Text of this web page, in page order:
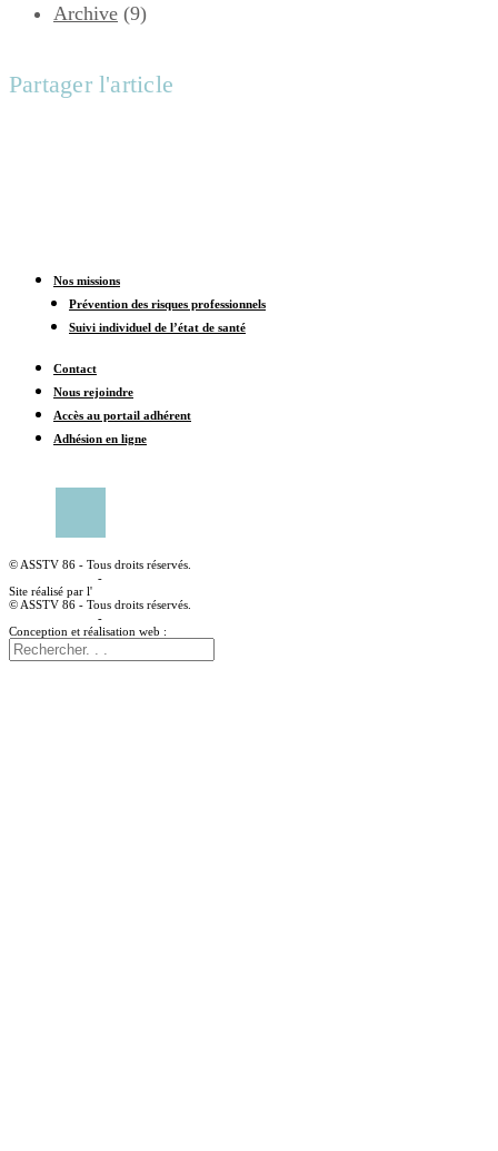
Archive (9)
Partager l'article
Nos missions
Prévention des risques professionnels
Suivi individuel de l’état de santé
Contact
Nous rejoindre
Accès au portail adhérent
Adhésion en ligne
© ASSTV 86 - Tous droits réservés.
-
Site réalisé par l'
© ASSTV 86 - Tous droits réservés.
-
Conception et réalisation web :